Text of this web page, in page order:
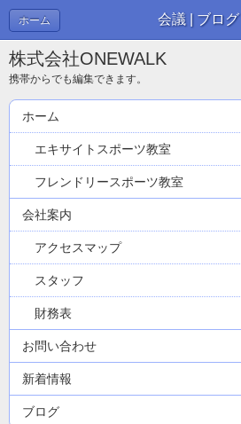
会議 | ブログ
ホーム
株式会社ONEWALK
携帯からでも編集できます。
ホーム
エキサイトスポーツ教室
フレンドリースポーツ教室
会社案内
アクセスマップ
スタッフ
財務表
お問い合わせ
新着情報
ブログ